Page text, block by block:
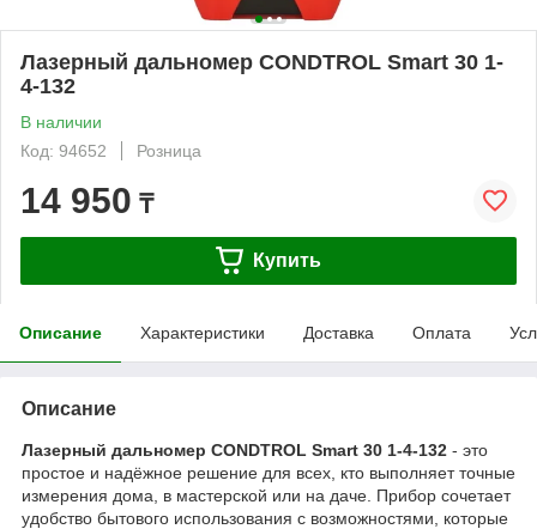
Лазерный дальномер CONDTROL Smart 30 1-
4-132
В наличии
Код: 94652
Розница
14 950 ₸
Купить
Описание Характеристики Доставка Оплата
Описание
Лазерный дальномер CONDTROL Smart 30 1-4-132 - это
простое и надёжное решение для всех, кто выполняет точные
измерения дома, в мастерской или на даче. Прибор сочетает
удобство бытового использования с возможностями, которые